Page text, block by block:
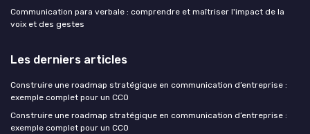
Communication para verbale : comprendre et maîtriser l'impact de la
voix et des gestes
Les derniers articles
Construire une roadmap stratégique en communication d’entreprise :
exemple complet pour un CCO
Construire une roadmap stratégique en communication d’entreprise :
exemple complet pour un CCO